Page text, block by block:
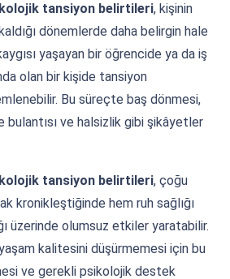
tansiyon belirtileri, kişinin
dönemlerde daha belirgin hale
yaşayan bir öğrencide ya da iş
olan bir kişide tansiyon
Bu süreçte baş dönmesi,
bulantısı ve halsizlik gibi şikâyetler
tansiyon belirtileri, çoğu
kronikleştiğinde hem ruh sağlığı
üzerinde olumsuz etkiler yaratabilir.
kalitesini düşürmemesi için bu
ve gerekli psikolojik destek